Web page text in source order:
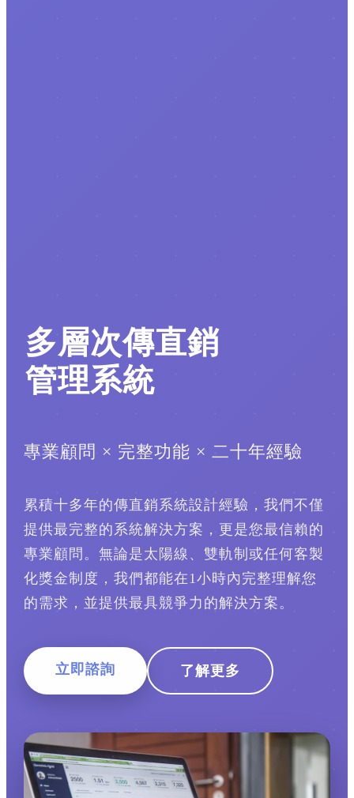
多層次傳直銷
管理系統
專業顧問 × 完整功能 × 二十年經驗
累積十多年的傳直銷系統設計經驗，我們不僅
提供最完整的系統解決方案，更是您最信賴的
專業顧問。無論是太陽線、雙軌制或任何客製
化獎金制度，我們都能在1小時內完整理解您
的需求，並提供最具競爭力的解決方案。
立即諮詢 了解更多